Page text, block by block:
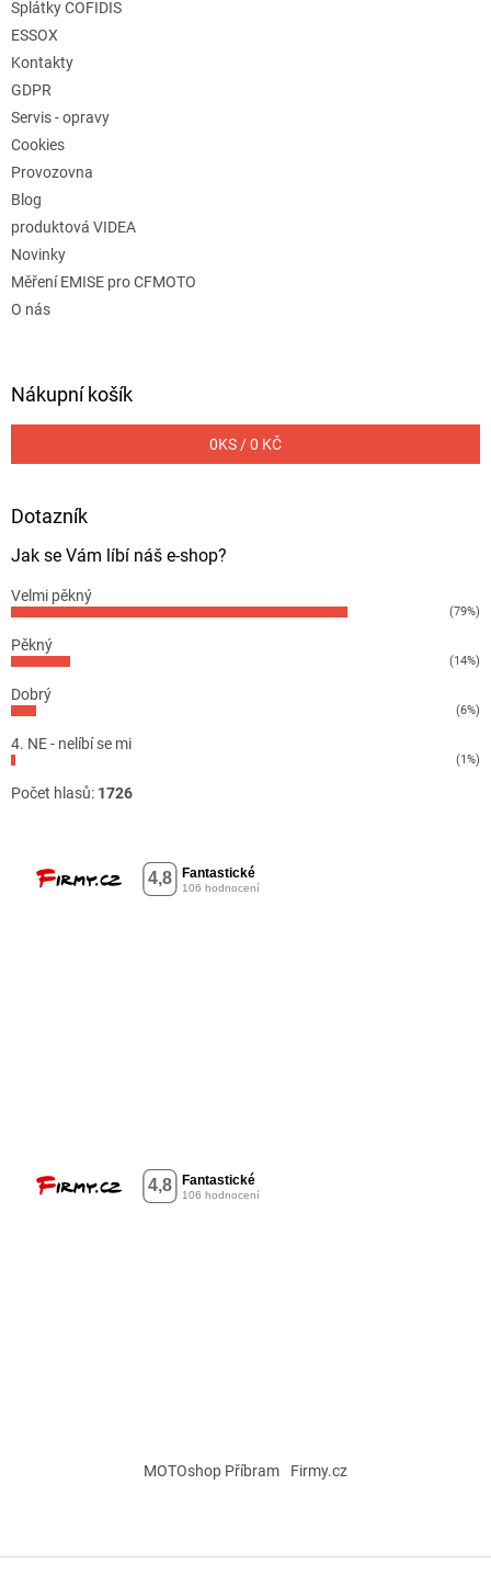
Splátky COFIDIS
ESSOX
Kontakty
GDPR
Servis - opravy
Cookies
Provozovna
Blog
produktová VIDEA
Novinky
Měření EMISE pro CFMOTO
O nás
Nákupní košík
0KS /0 KČ
Dotazník
Jak se Vám líbí náš e-shop?
Velmi pěkný
(79%)
Pěkný
(14%)
Dobrý
(6%)
4. NE - nelíbí se mi
(1%)
Počet hlasů: 1726
MOTOshop Příbram Firmy.cz